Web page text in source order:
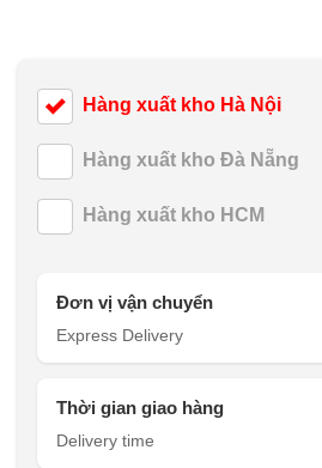
Hàng xuất kho Hà Nội
Hàng xuất kho Đà Nẵng
Hàng xuất kho HCM
Đơn vị vận chuyển
Express Delivery
Thời gian giao hàng
Delivery time